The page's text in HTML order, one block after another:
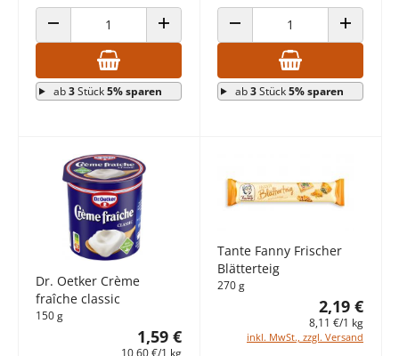
ANZAHL VERRINGERN ANZAHL ERHÖHEN
ab3Stück5% sparen
ANZAHL VERRINGERN ANZAHL
ab3Stück5% sparen
Dr. Oetker Crème
fraîche classic
150 g
1,59 €
Tante Fanny Frischer
Blätterteig
270 g
2,19 €
8,11 €/1 kg
inkl. MwSt., zzgl. Versand